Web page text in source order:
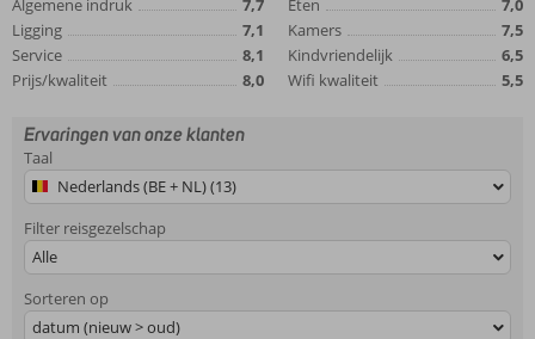
Algemene indruk
7,7
Ligging
7,1
Service
8,1
Prijs/kwaliteit
8,0
Eten
7,0
Kamers
7,5
Kindvriendelijk
6,5
Wifi kwaliteit
5,5
Ervaringen van onze klanten
Taal
Nederlands (BE + NL) (13)
Filter reisgezelschap
Alle
Sorteren op
datum (nieuw > oud)